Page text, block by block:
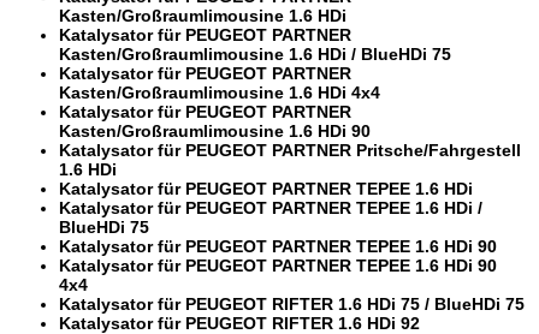
Kasten/Großraumlimousine 1.6 HDi
Katalysator für PEUGEOT PARTNER
Kasten/Großraumlimousine 1.6 HDi / BlueHDi 75
Katalysator für PEUGEOT PARTNER
Kasten/Großraumlimousine 1.6 HDi 4x4
Katalysator für PEUGEOT PARTNER
Kasten/Großraumlimousine 1.6 HDi 90
Katalysator für PEUGEOT PARTNER Pritsche/Fahrgestell
1.6 HDi
Katalysator für PEUGEOT PARTNER TEPEE 1.6 HDi
Katalysator für PEUGEOT PARTNER TEPEE 1.6 HDi /
BlueHDi 75
Katalysator für PEUGEOT PARTNER TEPEE 1.6 HDi 90
Katalysator für PEUGEOT PARTNER TEPEE 1.6 HDi 90
4x4
Katalysator für PEUGEOT RIFTER 1.6 HDi 75 / BlueHDi 75
Katalysator für PEUGEOT RIFTER 1.6 HDi 92